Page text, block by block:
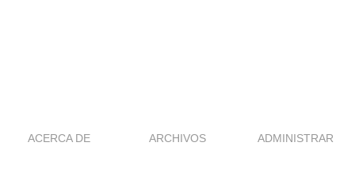
ACERCA DE ARCHIVOS ADMINISTRAR